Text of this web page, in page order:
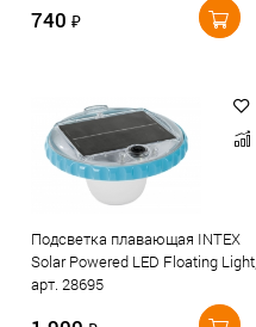
740 ₽
Подсветка плавающая INTEX
Solar Powered LED Floating Light,
арт. 28695